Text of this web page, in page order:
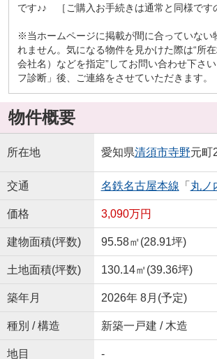
です♪♪ ［ご購入お手続きは通常と同様です
※当ホームページに掲載が間に合っていない
れません。気になる物件を見かけた際は“所
会社名）などを指定”してお問い合わせ下さ
フ診断」後、ご連絡をさせていただきます。
物件概要
所在地 愛知県清須市寺野元町
交通 名鉄名古屋本線 「 丸ノ
価格 3,090万円
建物面積(坪数) 95.58㎡(28.91坪)
土地面積(坪数) 130.14㎡(39.36坪)
築年月 2026年 8月(予定)
種別 / 構造 新築一戸建 / 木造
地目 -